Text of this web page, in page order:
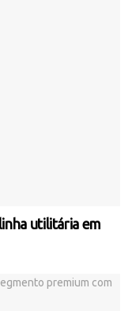
utilitária em